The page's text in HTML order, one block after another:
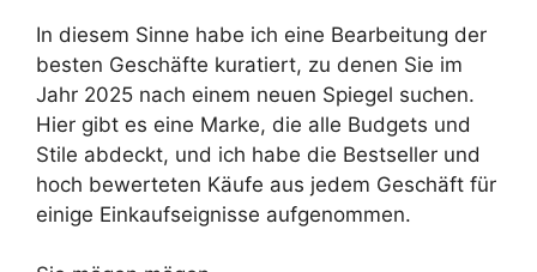
In diesem Sinne habe ich eine Bearbeitung der
besten Geschäfte kuratiert, zu denen Sie im
Jahr 2025 nach einem neuen Spiegel suchen.
Hier gibt es eine Marke, die alle Budgets und
Stile abdeckt, und ich habe die Bestseller und
hoch bewerteten Käufe aus jedem Geschäft für
einige Einkaufseignisse aufgenommen.